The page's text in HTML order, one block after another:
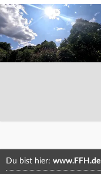
Du bist hier: www.FFH.de